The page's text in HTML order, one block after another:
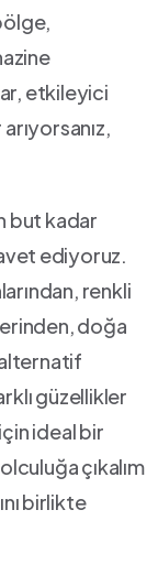
etkileyici
but kadar
ediyoruz.
renkli
‌doğa
güzellikler
ideal bir
çıkalım
birlikte